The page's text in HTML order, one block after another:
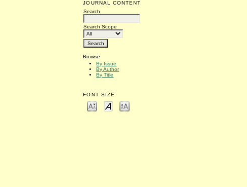
JOURNAL CONTENT
Search
Search Scope
Browse
By Issue
By Author
By Title
FONT SIZE